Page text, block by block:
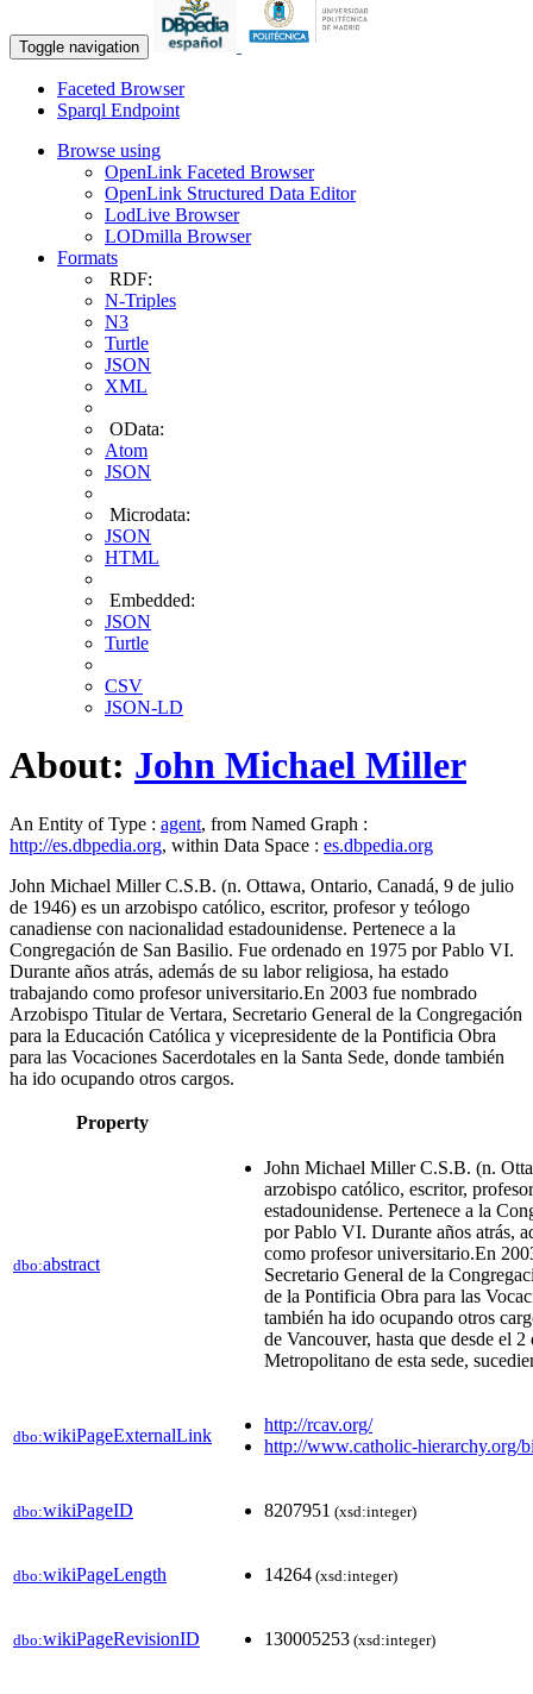
Toggle navigation
Faceted Browser
Sparql Endpoint
Browse using
OpenLink Faceted Browser
OpenLink Structured Data Editor
LodLive Browser
LODmilla Browser
Formats
RDF:
N-Triples
N3
Turtle
JSON
XML
OData:
Atom
JSON
Microdata:
JSON
HTML
Embedded:
JSON
Turtle
CSV
JSON-LD
About: John Michael Miller
An Entity of Type : agent, from Named Graph :
http://es.dbpedia.org, within Data Space : es.dbpedia.org
John Michael Miller C.S.B. (n. Ottawa, Ontario, Canadá, 9 de julio
de 1946) es un arzobispo católico, escritor, profesor y teólogo
canadiense con nacionalidad estadounidense. Pertenece a la
Congregación de San Basilio. Fue ordenado en 1975 por Pablo VI.
Durante años atrás, además de su labor religiosa, ha estado
trabajando como profesor universitario.En 2003 fue nombrado
Arzobispo Titular de Vertara, Secretario General de la Congregación
para la Educación Católica y vicepresidente de la Pontificia Obra
para las Vocaciones Sacerdotales en la Santa Sede, donde también
ha ido ocupando otros cargos.
Property
dbo:abstract
John Michael Miller C.S.B. (n.
arzobispo católico, escritor,
estadounidense. Pertenece a la
por Pablo VI. Durante años atrás,
como profesor universitario.En
Secretario General de la
de la Pontificia Obra para las
también ha ido ocupando otros
de Vancouver, hasta que desde el
Metropolitano de esta sede,
dbo:wikiPageExternalLink
http://rcav.org/
http://www.catholic-hierarchy.org/
dbo:wikiPageID 8207951 (xsd:integer)
dbo:wikiPageLength 14264 (xsd:integer)
dbo:wikiPageRevisionID 130005253 (xsd:integer)